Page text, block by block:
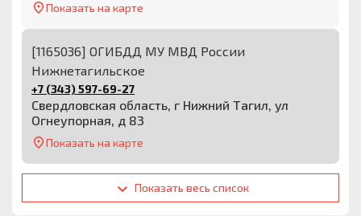
Показать на карте
[1165036] ОГИБДД МУ МВД России
Нижнетагильское
+7 (343) 597-69-27
Свердловская область, г Нижний Тагил, ул
Огнеупорная, д 83
Показать на карте
Показать весь список